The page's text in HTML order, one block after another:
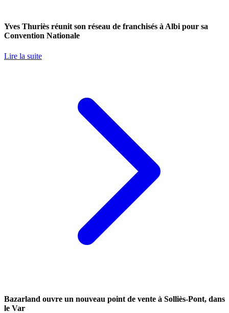
Yves Thuriès réunit son réseau de franchisés à Albi pour sa
Convention Nationale
Lire la suite
Bazarland ouvre un nouveau point de vente à Solliès-Pont, dans
le Var